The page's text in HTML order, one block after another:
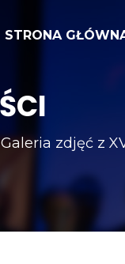
STRONA
Galeria zdjęć z